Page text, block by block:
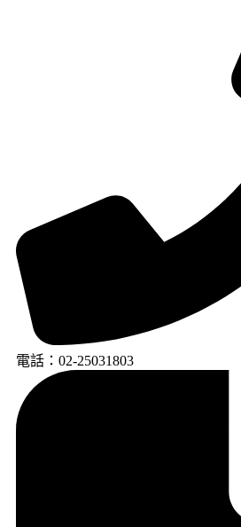
電話：02-25031803